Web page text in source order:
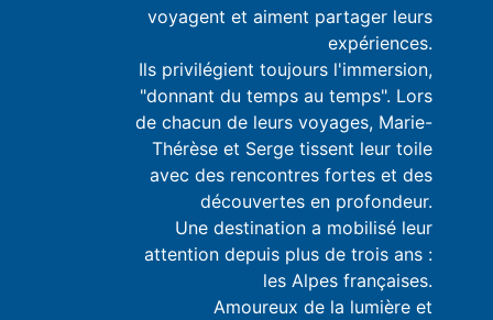
voyagent et aiment partager leurs
expériences.
Ils privilégient toujours l'immersion,
"donnant du temps au temps". Lors
de chacun de leurs voyages, Marie-
Thérèse et Serge tissent leur toile
avec des rencontres fortes et des
découvertes en profondeur.
Une destination a mobilisé leur
attention depuis plus de trois ans :
les Alpes françaises.
Amoureux de la lumière et